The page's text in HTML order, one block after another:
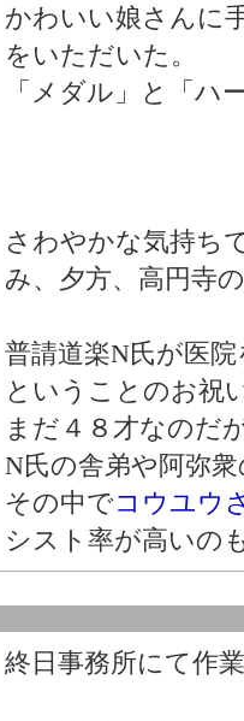
かわいい娘さんに
をいただいた。
「メダル」と「ハ
さわやかな気持ち
み、夕方、高円寺
普請道楽N氏が医
ということのお祝
まだ４８才なの
N氏の舎弟や阿弥
その中でコウユウ
シスト率が高いの
終日事務所にて作